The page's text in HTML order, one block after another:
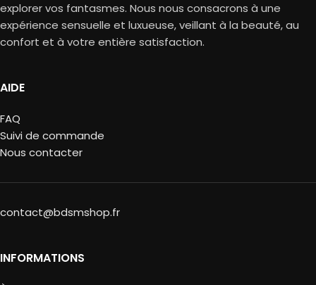
explorer vos fantasmes. Nous nous consacrons à une
expérience sensuelle et luxueuse, veillant à la beauté, au
confort et à votre entière satisfaction.
AIDE
FAQ
Suivi de commande
Nous contacter
contact@bdsmshop.fr
INFORMATIONS